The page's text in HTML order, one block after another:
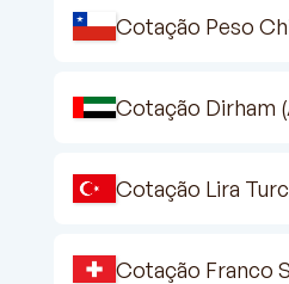
Cotação Peso
Cotação Dirham
Cotação Lira
Cotação Franco